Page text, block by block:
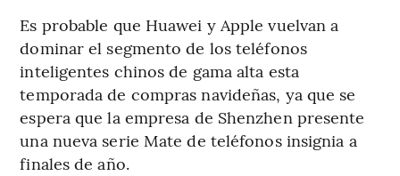
Es probable que Huawei y Apple vuelvan a
dominar el segmento de los teléfonos
inteligentes chinos de gama alta esta
temporada de compras navideñas, ya que se
espera que la empresa de Shenzhen presente
una nueva serie Mate de teléfonos insignia a
finales de año.